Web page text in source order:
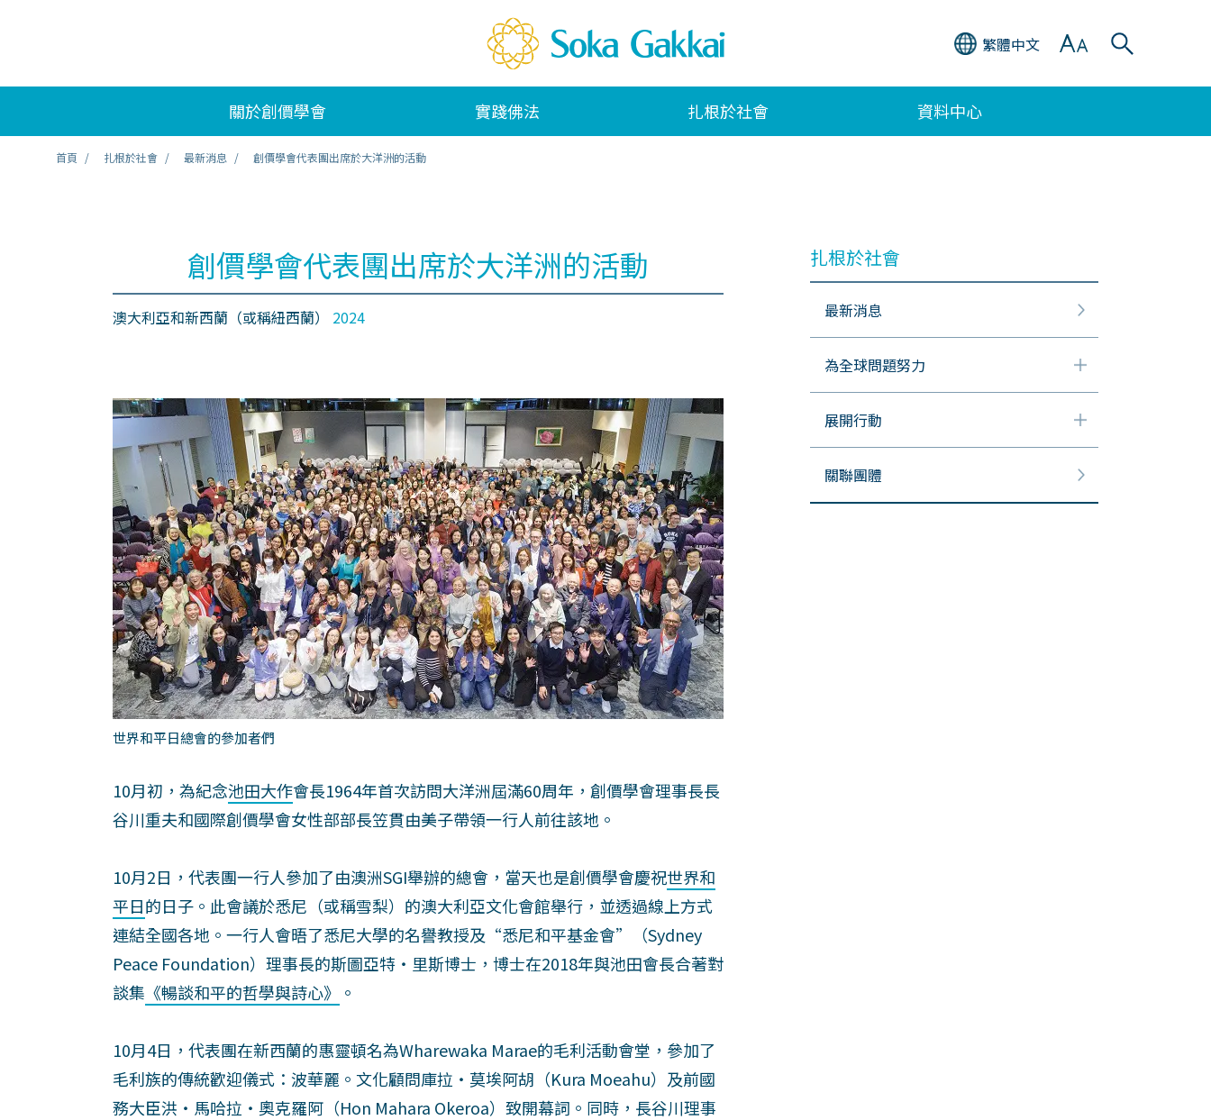
繁體中文
關於創價學會 實踐佛法 扎根於社會 資料中心
首頁 扎根於社會 最新消息 創價學會代表團出席於大洋洲的活動
創價學會代表團出席於大洋洲的活動
澳大利亞和新西蘭（或稱紐西蘭） 2024
世界和平日總會的參加者們
10月初，為紀念池田大作會長1964年首次訪問大洋洲屆滿60周年，創價學會理事長長
谷川重夫和國際創價學會女性部部長笠貫由美子帶領一行人前往該地。
10月2日，代表團一行人參加了由澳洲SGI舉辦的總會，當天也是創價學會慶祝世界和
平日的日子。此會議於悉尼（或稱雪梨）的澳大利亞文化會館舉行，並透過線上方式
連結全國各地。一行人會晤了悉尼大學的名譽教授及“悉尼和平基金會”（Sydney
Peace Foundation）理事長的斯圖亞特・里斯博士，博士在2018年與池田會長合著對
談集 《暢談和平的哲學與詩心》 。
10月4日，代表團在新西蘭的惠靈頓名為Wharewaka Marae的毛利活動會堂，參加了
毛利族的傳統歡迎儀式：波華麗。文化顧問庫拉・莫埃阿胡（Kura Moeahu）及前國
務大臣洪・馬哈拉・奧克羅阿（Hon Mahara Okeroa）致開幕詞。同時，長谷川理事
扎根於社會
最新消息
為全球問題努力
展開行動
關聯團體